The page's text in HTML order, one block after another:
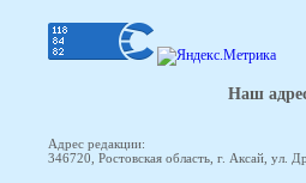
Наш
Адрес редакции:
346720, Ростовская область, г. Аксай, ул.